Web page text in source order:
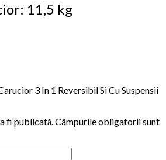
11,5 kg
3 In 1 Reversibil Si Cu Suspensii
fi publicată.Câmpurile obligatorii sunt